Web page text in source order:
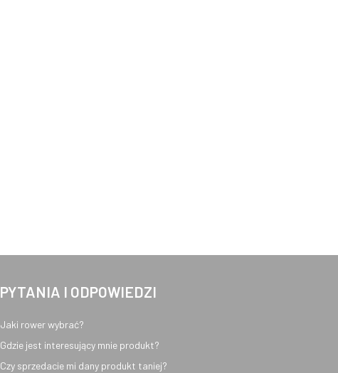
PYTANIA I ODPOWIEDZI
Jaki rower wybrać?
Gdzie jest interesujący mnie produkt?
Czy sprzedacie mi dany produkt taniej?